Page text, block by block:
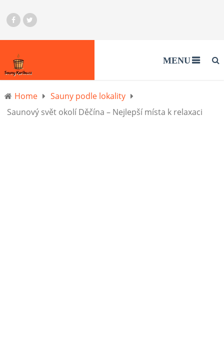
MENU
Home
Sauny podle lokality
Saunový svět okolí Děčína – Nejlepší místa k relaxaci